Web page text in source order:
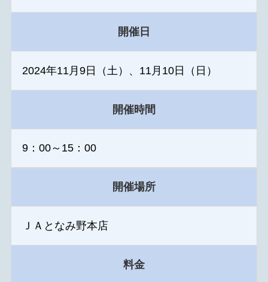
開催日
2024年11月9日（土）、11月10日（日）
開催時間
9：00～15：00
開催場所
ＪＡとなみ野本店
料金